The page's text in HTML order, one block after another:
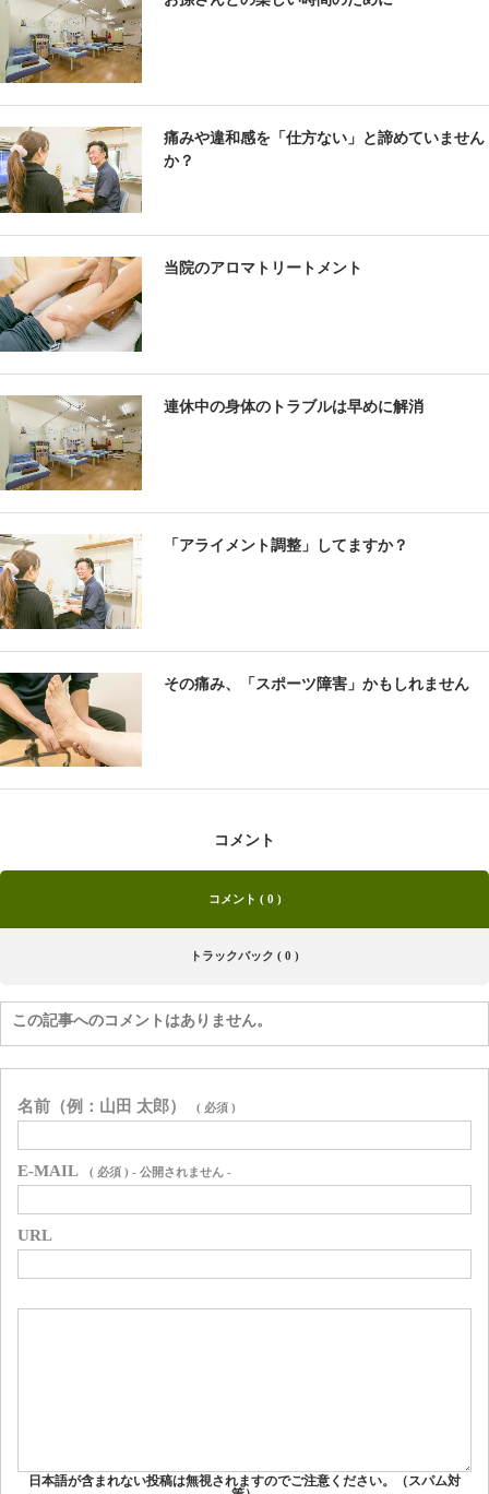
痛みや違和感を「仕方ない」と諦めていません
か？
当院のアロマトリートメント
連休中の身体のトラブルは早めに解消
「アライメント調整」してますか？
その痛み、「スポーツ障害」かもしれません
コメント
コメント ( 0 )
トラックバック ( 0 )
この記事へのコメントはありません。
名前（例：山田 太郎） ( 必須 )
E-MAIL ( 必須 ) - 公開されません -
URL
日本語が含まれない投稿は無視されますのでご注意ください。（スパム対